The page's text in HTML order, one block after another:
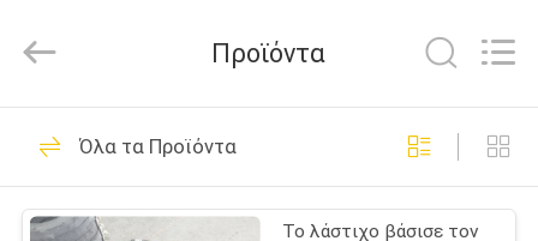
ΣΠΊΤΙ
ΠΡΟΪΌΝΤΑ
Reserved.
Ρόλος επένδυσης
φρένων
32
Προϊόντα
Όλα τα Προϊόντα
Το λάστιχο βάσισε τον